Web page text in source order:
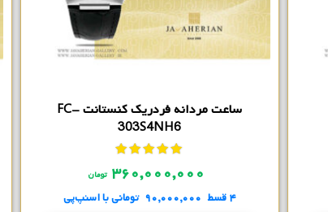
ساعت مردانه فردریک کنستانت FC-
303S4NH6
۳۶۰,۰۰۰,۰۰۰ تومان
۴ قسط ۹۰,۰۰۰,۰۰۰ تومانیبا اسنپ‌پی